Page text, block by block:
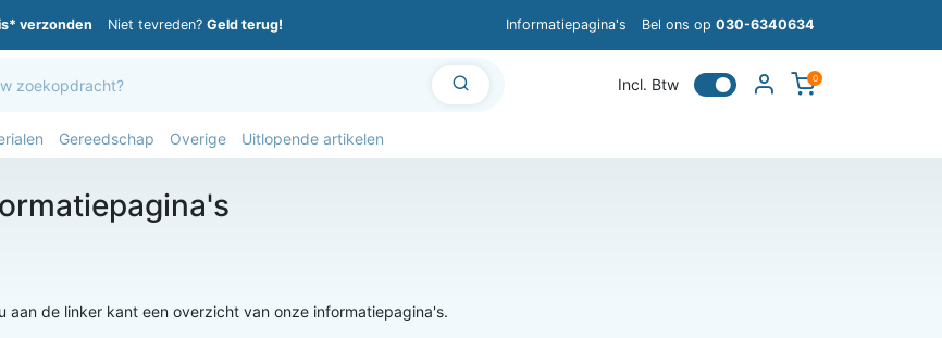
verzonden Niet tevreden? Geld terug! Informatiepagina's Bel ons op 030-6340634
Incl. Btw 0
Gereedschap Overige Uitlopende artikelen
aan de linker kant een overzicht van onze informatiepagina's.